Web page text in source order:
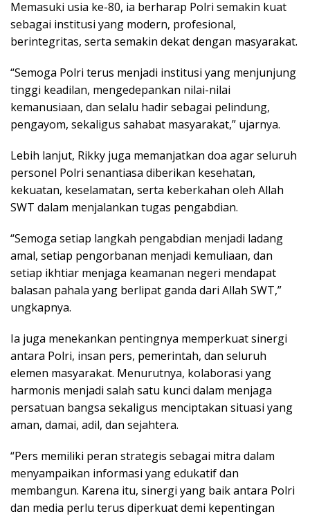
Memasuki usia ke-80, ia berharap Polri semakin kuat
sebagai institusi yang modern, profesional,
berintegritas, serta semakin dekat dengan masyarakat.
“Semoga Polri terus menjadi institusi yang menjunjung
tinggi keadilan, mengedepankan nilai-nilai
kemanusiaan, dan selalu hadir sebagai pelindung,
pengayom, sekaligus sahabat masyarakat,” ujarnya.
Lebih lanjut, Rikky juga memanjatkan doa agar seluruh
personel Polri senantiasa diberikan kesehatan,
kekuatan, keselamatan, serta keberkahan oleh Allah
SWT dalam menjalankan tugas pengabdian.
“Semoga setiap langkah pengabdian menjadi ladang
amal, setiap pengorbanan menjadi kemuliaan, dan
setiap ikhtiar menjaga keamanan negeri mendapat
balasan pahala yang berlipat ganda dari Allah SWT,”
ungkapnya.
Ia juga menekankan pentingnya memperkuat sinergi
antara Polri, insan pers, pemerintah, dan seluruh
elemen masyarakat. Menurutnya, kolaborasi yang
harmonis menjadi salah satu kunci dalam menjaga
persatuan bangsa sekaligus menciptakan situasi yang
aman, damai, adil, dan sejahtera.
“Pers memiliki peran strategis sebagai mitra dalam
menyampaikan informasi yang edukatif dan
membangun. Karena itu, sinergi yang baik antara Polri
dan media perlu terus diperkuat demi kepentingan